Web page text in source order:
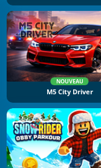
NOUVEAU
M5 City Driver